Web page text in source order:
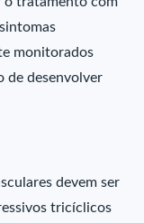
monitorados
de desenvolver
devem ser
tricíclicos